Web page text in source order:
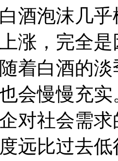
酒泡沫几
涨，完全
着白酒的
会慢慢充
对社会需
远比过去